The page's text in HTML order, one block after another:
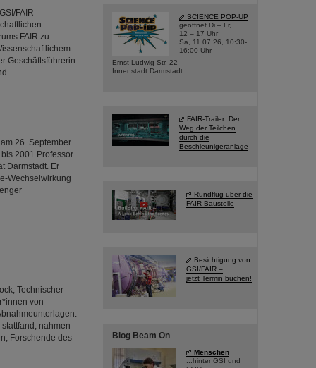
FAIR
FAIR zu
Geschäftsführerin
26. September
2001 Professor
Darmstadt. Er
Wechselwirkung
Technischer
von
nahmen
Forschende des
SCIENCE POP-UP
geöffnet Di – Fr,
12 – 17 Uhr
Sa, 11.07.26, 10:30-
16:00 Uhr
Ernst-Ludwig-Str. 22
Innenstadt Darmstadt
FAIR-Trailer: Der
Weg der Teilchen
durch die
Beschleunigeranlage
Rundflug über die
FAIR-Baustelle
Besichtigung von
GSI/FAIR –
jetzt Termin buchen!
Blog Beam On
Menschen
...hinter GSI und